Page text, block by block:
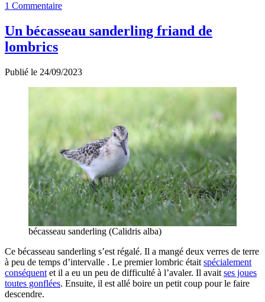
1 Commentaire
Un bécasseau sanderling friand de
lombrics
Publié le 24/09/2023
bécasseau sanderling (Calidris alba)
Ce bécasseau sanderling s’est régalé. Il a mangé deux verres de terre
à peu de temps d’intervalle . Le premier lombric était spécialement
conséquent et il a eu un peu de difficulté à l’avaler. Il avait ses joues
toutes gonflées. Ensuite, il est allé boire un petit coup pour le faire
descendre.